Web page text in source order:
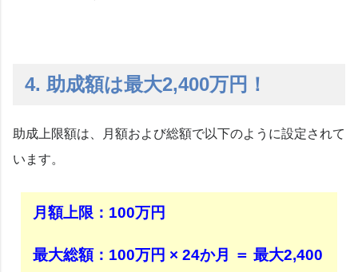
4. 助成額は最大2,400万円！
助成上限額は、月額および総額で以下のように設定されて
います。
月額上限：100万円
最大総額：100万円 × 24か月 ＝ 最大2,400